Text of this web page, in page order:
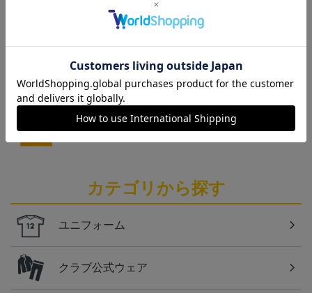
チームマスコットグッズは、サポーターやファン必
仙台
ベガルタ仙台のスクール生向けのグッズを取り扱い
しております！
カテゴリから探す
ユニフォーム
クラブ公式ウェア